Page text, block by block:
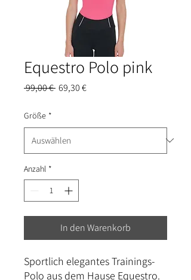
Equestro Polo pink
99,00 € Standardpreis
69,30 €Sale-
Größe *
Anzahl *
In den Warenkorb
Sportlich elegantes Trainings-
Polo aus dem Hause Equestro.